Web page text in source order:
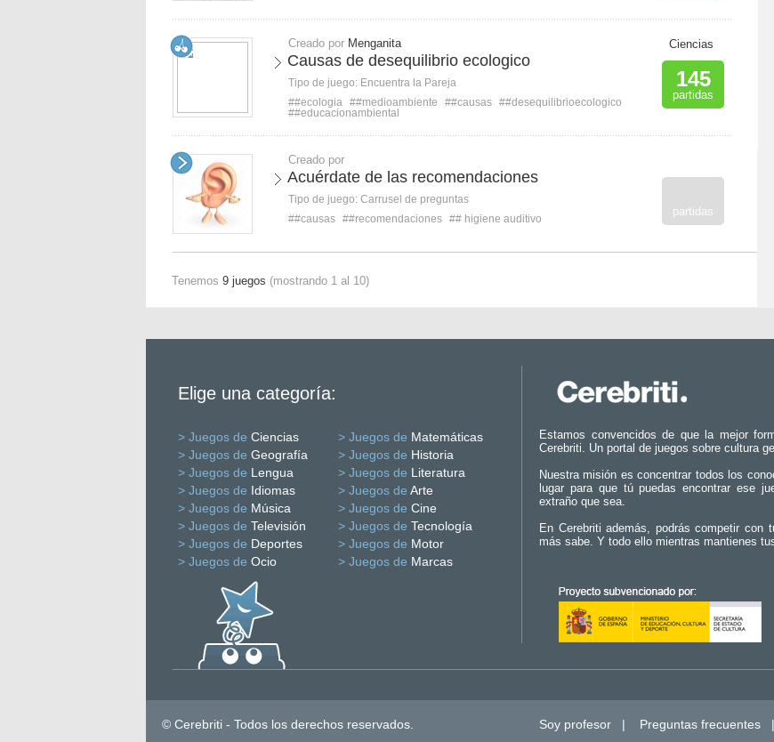
Creado por Menganita
Causas de desequilibrio ecologico
Tipo de juego: Encuentra la Pareja
##ecologia ##medioambiente ##causas ##desequilibrioecologico
##educacionambiental
Ciencias
145
partidas
Creado por
Acuérdate de las recomendaciones
Tipo de juego: Carrusel de preguntas
##causas ##recomendaciones ## higiene auditivo
partidas
Tenemos 9 juegos (mostrando 1 al 10)
Elige una categoría:
> Juegos de Ciencias > Juegos de Matemáticas
> Juegos de Geografía > Juegos de Historia
> Juegos de Lengua > Juegos de Literatura
> Juegos de Idiomas > Juegos de Arte
> Juegos de Música > Juegos de Cine
> Juegos de Televisión > Juegos de Tecnología
> Juegos de Deportes > Juegos de Motor
> Juegos de Ocio > Juegos de Marcas
Estamos convencidos de que la mejor
Cerebriti. Un portal de juegos sobre cultura
Nuestra misión es concentrar todos los
lugar para que tú puedas encontrar ese
extraño que sea.
En Cerebriti además, podrás competir con
más sabe. Y todo ello mientras mantienes
© Cerebriti - Todos los derechos reservados. Soy profesor | Preguntas frecuentes